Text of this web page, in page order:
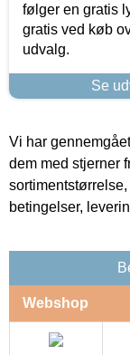
følger en gratis
gratis ved køb
udvalg.
Se
Vi har
dem med stjerner
betingelser,
Webshop